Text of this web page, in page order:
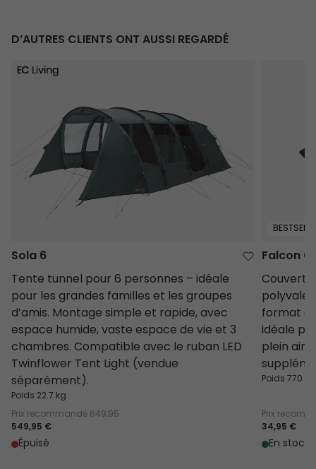
D’AUTRES CLIENTS ONT AUSSI REGARDÉ
Sola 6
Sola 6
Tente tunnel pour 6 personnes – idéale
pour les grandes familles et les groupes
d’amis. Montage simple et rapide, avec
espace humide, vaste espace de vie et 3
chambres. Compatible avec le ruban LED
Twinflower Tent Light (vendue
séparément).
Poids 22.7 kg
Prix recommandé 649,95
549,95 €
Épuisé
Falcon
format
idéale
plein air
Poids 770 g
Prix
34,95 €
En stock